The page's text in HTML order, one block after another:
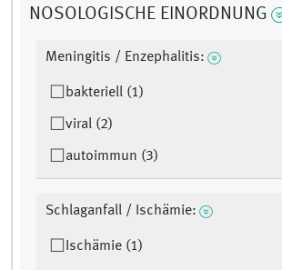
NOSOLOGISCHE EINORDNUNG
Meningitis / Enzephalitis:
bakteriell (1)
viral (2)
autoimmun (3)
Schlaganfall / Ischämie:
Ischämie (1)